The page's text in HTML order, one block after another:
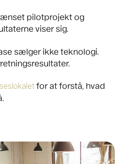
pilotprojekt og
viser sig.
sælger ikke teknologi.
for at forstå, hvad